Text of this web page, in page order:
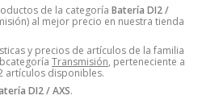
de la categoría Batería DI2 /
al mejor precio en nuestra tienda
y precios de artículos de la familia
Transmisión, perteneciente a
artículos disponibles.
DI2 / AXS.